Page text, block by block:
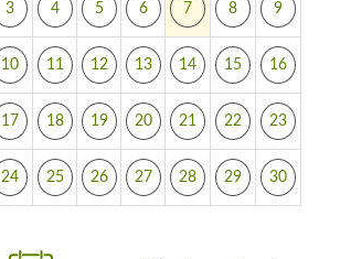
3 4 5 6 7 8 9
10 11 12 13 14 15 16
17 18 19 20 21 22 23
24 25 26 27 28 29 30